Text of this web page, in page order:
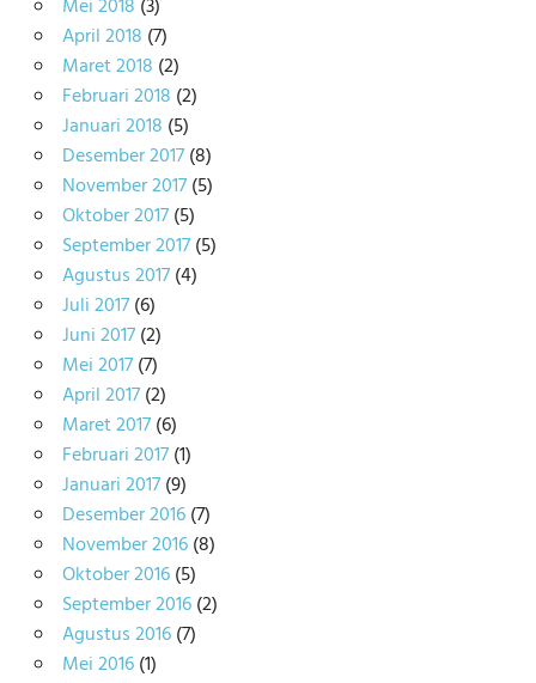
Mei 2018 (3)
April 2018 (7)
Maret 2018 (2)
Februari 2018 (2)
Januari 2018 (5)
Desember 2017(8)
November 2017(5)
Oktober 2017(5)
September 2017(5)
Agustus 2017(4)
Juli 2017(6)
Juni 2017(2)
Mei 2017(7)
April 2017(2)
Maret 2017(6)
Februari 2017(1)
Januari 2017(9)
Desember 2016(7)
November 2016(8)
Oktober 2016(5)
September 2016(2)
Agustus 2016(7)
Mei 2016(1)